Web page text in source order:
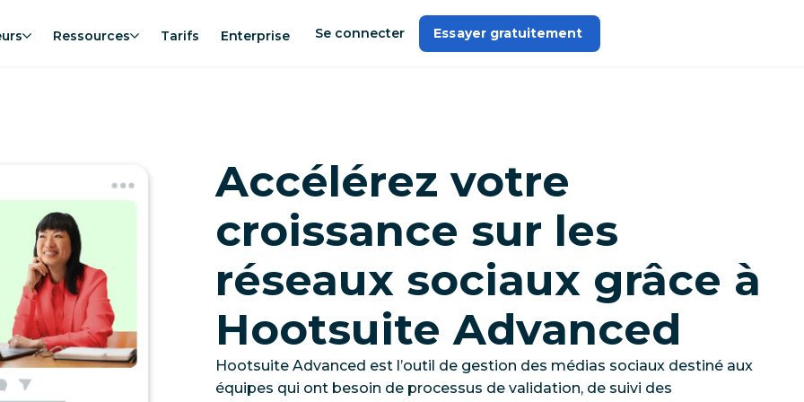
Ressources Tarifs Enterprise Se connecter Essayer gratuitement
Accélérez votre
croissance sur les
réseaux sociaux grâce à
Hootsuite Advanced
Hootsuite Advanced est l’outil de gestion des médias sociaux destiné aux
équipes qui ont besoin de processus de validation, de suivi des